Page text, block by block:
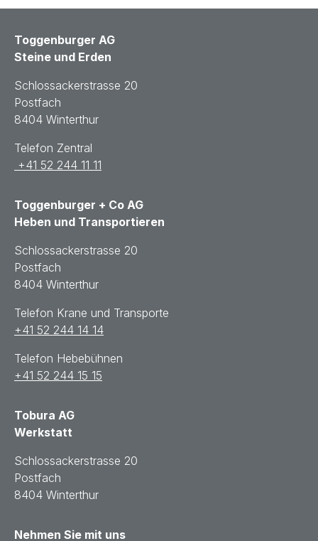
Toggenburger AG
Steine und Erden
Schlossackerstrasse 20
Postfach
8404 Winterthur
Telefon Zentral
+41 52 244 11 11
Toggenburger + Co AG
Heben und Transportieren
Schlossackerstrasse 20
Postfach
8404 Winterthur
Telefon Krane und Transporte
+41 52 244 14 14
Telefon Hebebühnen
+41 52 244 15 15
Tobura AG
Werkstatt
Schlossackerstrasse 20
Postfach
8404 Winterthur
Nehmen Sie mit uns